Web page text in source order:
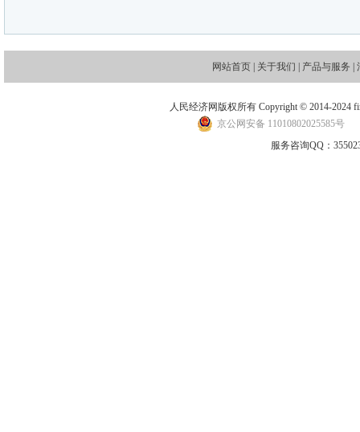
网站首页 关于我们 产品与服务
人民经济网版权所有 Copyright © 2014-2024
京公网安备 11010802025585号
服务咨询QQ：